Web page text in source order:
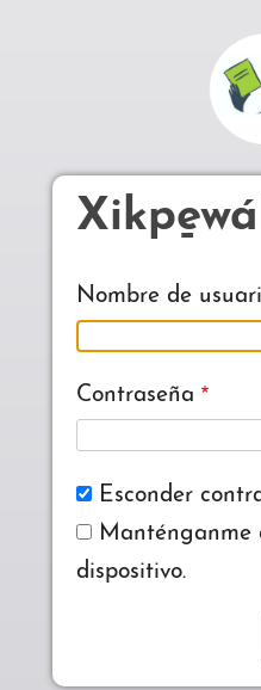
Nombre de
Contraseña
Esconder
Manténganme
dispositivo.